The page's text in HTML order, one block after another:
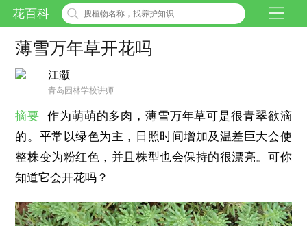
花百科
薄雪万年草开花吗
江灏
青岛园林学校讲师
摘要
作为萌萌的多肉，薄雪万年草可是很青翠欲滴
的。平常以绿色为主，日照时间增加及温差巨大会使
整株变为粉红色，并且株型也会保持的很漂亮。可你
知道它会开花吗？